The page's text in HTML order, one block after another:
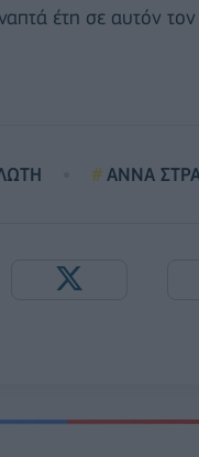
έτη σε αυτόν
ΑΝΝΑ